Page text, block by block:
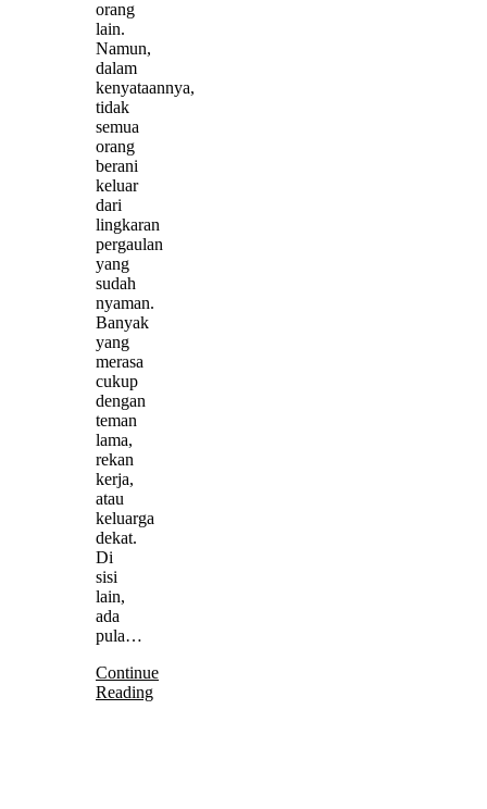
orang
lain.
Namun,
dalam
kenyataannya,
tidak
semua
orang
berani
keluar
dari
lingkaran
pergaulan
yang
sudah
nyaman.
Banyak
yang
merasa
cukup
dengan
teman
lama,
rekan
kerja,
atau
keluarga
dekat.
Di
sisi
lain,
ada
pula…
Continue
Reading